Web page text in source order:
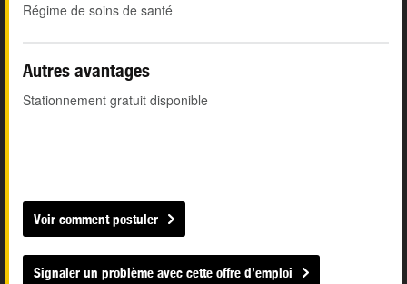
Régime de soins de santé
Autres avantages
Stationnement gratuit disponible
Voir comment postuler
Signaler un problème avec cette offre d’emploi